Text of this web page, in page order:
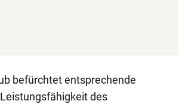
befürchtet entsprechende
des